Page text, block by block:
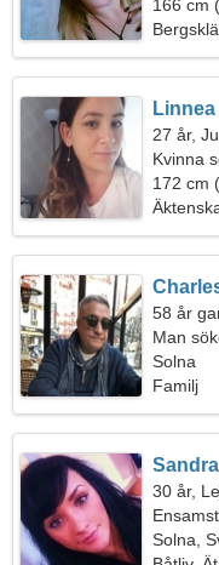
166 cm
Linnea
27 år,
Kvinna
172 cm
58 år
Man
Solna
Familj
Sandra
30 år,
Solna,